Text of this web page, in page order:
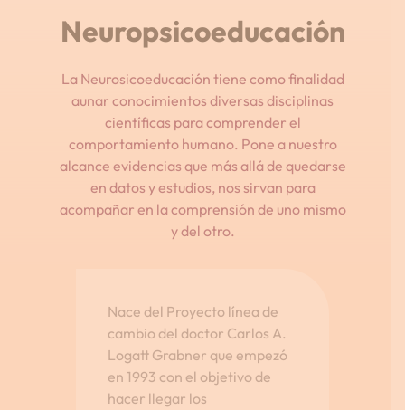
Neuropsicoeducación
La Neurosicoeducación tiene como finalidad
aunar conocimientos diversas disciplinas
científicas para comprender el
comportamiento humano. Pone a nuestro
alcance evidencias que más allá de quedarse
en datos y estudios, nos sirvan para
acompañar en la comprensión de uno mismo
y del otro.
Nace del Proyecto línea de
cambio del doctor Carlos A.
Logatt Grabner que empezó
en 1993 con el objetivo de
hacer llegar los